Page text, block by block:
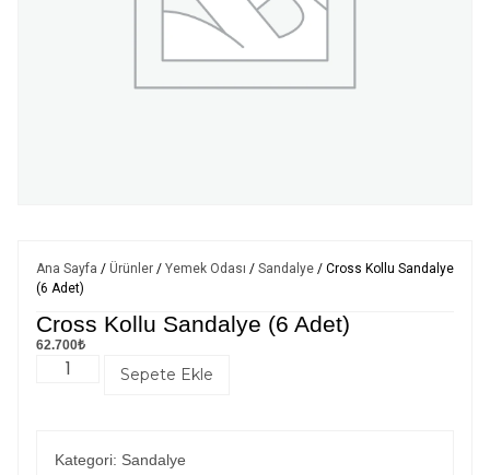
Ana Sayfa / Ürünler / Yemek Odası / Sandalye / Cross Kollu Sandalye
(6 Adet)
Cross Kollu Sandalye (6 Adet)
62.700₺
Sepete Ekle
Kategori: Sandalye